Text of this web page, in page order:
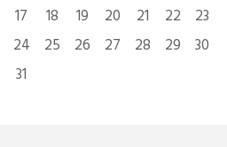
17
18 19 20 21 22
23
24
25 26 27 28 29
30
31